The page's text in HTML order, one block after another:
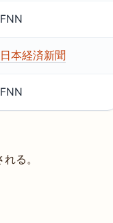
FNN
日本経済新聞
FNN
る。